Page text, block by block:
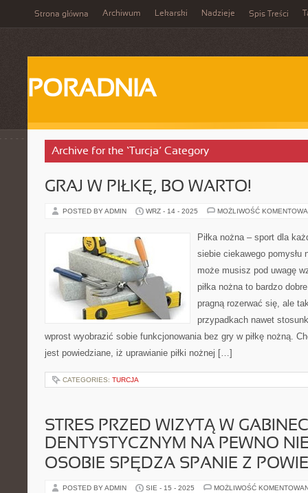
Strona główna Archiwum Lekarski Nadzieje Spis Treści
PORADNIA
Archive for the ‘Turcja’ Category
GRAJ W PIŁKĘ, BO WARTO!
POSTED BY ADMIN WRZ - 14 - 2025 MOŻLIWOŚĆ
Piłka nożna – sport dla
siebie ciekawego pomysłu
może musisz pod uwagę
piłka nożna to bardzo
pragną rozerwać się, ale
przypadkach nawet
wprost wyobrazić sobie funkcjonowania bez gry w piłkę nożną.
jest powiedziane, iż uprawianie piłki nożnej […]
CATEGORIES: TURCJA
STRES PRZED WIZYTĄ W
DENTYSTYCZNYM NA PEWNO
OSOBIE SPĘDZA SPANIE Z
POSTED BY ADMIN SIE - 15 - 2025 MOŻLIWOŚĆ